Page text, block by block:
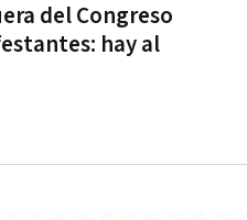
del Congreso
hay al